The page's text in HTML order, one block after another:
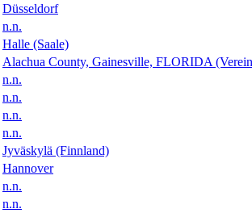
Düsseldorf
n.n.
Halle (Saale)
Alachua County, Gainesville, FLORIDA
n.n.
n.n.
n.n.
n.n.
Jyväskylä (Finnland)
Hannover
n.n.
n.n.